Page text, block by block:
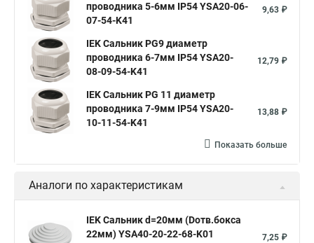
проводника 5-6мм IP54 YSA20-06-
07-54-K41
9,63 ₽
IEK Сальник PG9 диаметр
проводника 6-7мм IP54 YSA20-
08-09-54-K41
12,79 ₽
IEK Сальник PG 11 диаметр
проводника 7-9мм IP54 YSA20-
10-11-54-K41
13,88 ₽
Показать больше
Аналоги по характеристикам
IEK Сальник d=20мм (Dотв.бокса
22мм) YSA40-20-22-68-K01
7,25 ₽